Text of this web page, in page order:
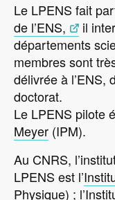
Le LPENS fait
de l’ENS,
il
départements
membres sont
délivrée à l’ENS,
doctorat.
Le LPENS pilote
Meyer (IPM).
Au CNRS,
LPENS est l’
Physique) ; l’